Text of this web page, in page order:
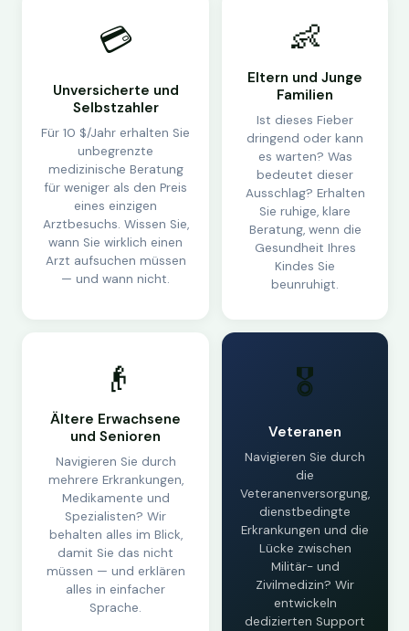
💳
Unversicherte und
Selbstzahler
Für 10 $/Jahr erhalten Sie
unbegrenzte
medizinische Beratung
für weniger als den Preis
eines einzigen
Arztbesuchs. Wissen Sie,
wann Sie wirklich einen
Arzt aufsuchen müssen
— und wann nicht.
👶
Eltern und Junge
Familien
Ist dieses Fieber
dringend oder kann
es warten? Was
bedeutet dieser
Ausschlag? Erhalten
Sie ruhige, klare
Beratung, wenn die
Gesundheit Ihres
Kindes Sie
beunruhigt.
👴
Ältere Erwachsene
und Senioren
Navigieren Sie durch
mehrere Erkrankungen,
Medikamente und
Spezialisten? Wir
behalten alles im Blick,
damit Sie das nicht
müssen — und erklären
alles in einfacher
Sprache.
🎖️
Veteranen
Navigieren Sie durch
die
Veteranenversorgung,
dienstbedingte
Erkrankungen und die
Lücke zwischen
Militär- und
Zivilmedizin? Wir
entwickeln
dedizierten Support